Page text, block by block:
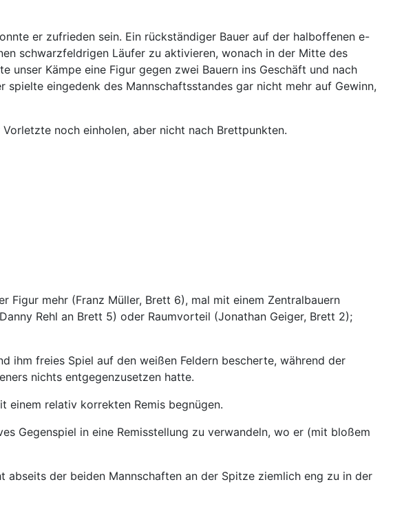
er zufrieden sein. Ein rückständiger Bauer auf der halboffenen e-
schwarzfeldrigen Läufer zu aktivieren, wonach in der Mitte des
unser Kämpe eine Figur gegen zwei Bauern ins Geschäft und nach
eingedenk des Mannschaftsstandes gar nicht mehr auf Gewinn,
noch einholen, aber nicht nach Brettpunkten.
Figur mehr (Franz Müller, Brett 6), mal mit einem Zentralbauern
Rehl an Brett 5) oder Raumvorteil (Jonathan Geiger, Brett 2);
ihm freies Spiel auf den weißen Feldern bescherte, während der
nichts entgegenzusetzen hatte.
einem relativ korrekten Remis begnügen.
Gegenspiel in eine Remisstellung zu verwandeln, wo er (mit bloßem
der beiden Mannschaften an der Spitze ziemlich eng zu in der